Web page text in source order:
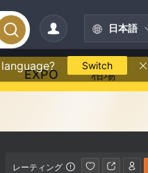
日本語
Switch
EXPO 相場
レーティング